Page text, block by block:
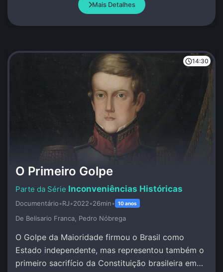
Mais Detalhes
14:30
O Primeiro Golpe
Inconveniências Históricas
Documentário•RJ•2022•26min• 10 anos
De Belisario Franca, Pedro Nóbrega
O Golpe da Maioridade firmou o Brasil como
Estado independente, mas representou também o
primeiro sacrifício da Constituição brasileira em